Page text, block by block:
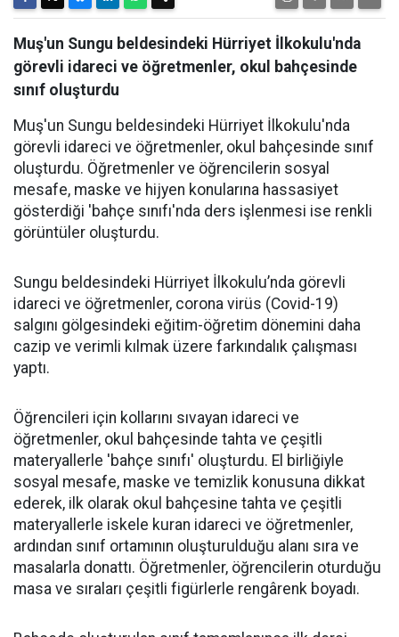
Muş'un Sungu beldesindeki Hürriyet İlkokulu'nda
görevli idareci ve öğretmenler, okul bahçesinde
sınıf oluşturdu
Muş'un Sungu beldesindeki Hürriyet İlkokulu'nda
görevli idareci ve öğretmenler, okul bahçesinde sınıf
oluşturdu. Öğretmenler ve öğrencilerin sosyal
mesafe, maske ve hijyen konularına hassasiyet
gösterdiği 'bahçe sınıfı'nda ders işlenmesi ise renkli
görüntüler oluşturdu.
Sungu beldesindeki Hürriyet İlkokulu’nda görevli
idareci ve öğretmenler, corona virüs (Covid-19)
salgını gölgesindeki eğitim-öğretim dönemini daha
cazip ve verimli kılmak üzere farkındalık çalışması
yaptı.
Öğrencileri için kollarını sıvayan idareci ve
öğretmenler, okul bahçesinde tahta ve çeşitli
materyallerle 'bahçe sınıfı' oluşturdu. El birliğiyle
sosyal mesafe, maske ve temizlik konusuna dikkat
ederek, ilk olarak okul bahçesine tahta ve çeşitli
materyallerle iskele kuran idareci ve öğretmenler,
ardından sınıf ortamının oluşturulduğu alanı sıra ve
masalarla donattı. Öğretmenler, öğrencilerin oturduğu
masa ve sıraları çeşitli figürlerle rengârenk boyadı.